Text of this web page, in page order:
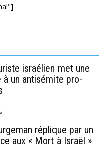
israélien met une
à un antisémite pro-
réplique par un
aux « Mort à Israël »